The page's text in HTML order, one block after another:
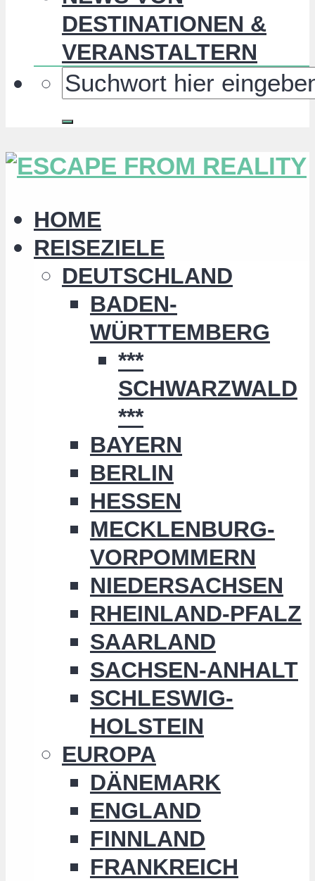
DESTINATIONEN &
VERANSTALTERN
HOME
REISEZIELE
DEUTSCHLAND
BADEN-
WÜRTTEMBERG
***
SCHWARZWALD
***
BAYERN
BERLIN
HESSEN
MECKLENBURG-
VORPOMMERN
NIEDERSACHSEN
RHEINLAND-PFALZ
SAARLAND
SACHSEN-ANHALT
SCHLESWIG-
HOLSTEIN
EUROPA
DÄNEMARK
ENGLAND
FINNLAND
FRANKREICH